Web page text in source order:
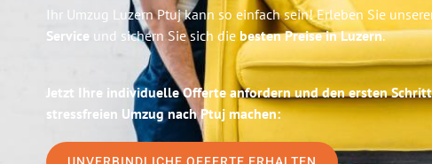
Ihr Umzug Luzern Ptuj kann so einfach sein! Erleben Sie
Service und sichern Sie sich die besten Preise in Luzern.
Jetzt Ihre individuelle Offerte anfordern und den ersten
stressfreien Umzug nach Ptuj machen: